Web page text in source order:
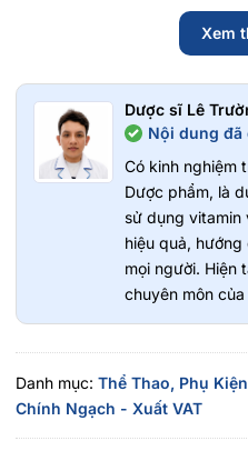
Mặt vợt UltraSpinX T700
hướng bóng chính xác
Công nghệ khung
vung vợt ổn định
Độ dày 16 mm giúp kiểm
smash
Xem
Dược sĩ Lê
Nội dung
Có kinh nghiệm
Dược phẩm, là
sử dụng vitamin
hiệu quả,
mọi người. Hiện
chuyên môn của
Danh mục: Thể Thao, Phụ
Chính Ngạch - Xuất VAT